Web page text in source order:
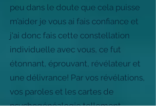
peu dans le doute que cela puisse
m’aider je vous ai fais confiance et
j'ai donc fais cette constellation
individuelle avec vous, ce fut
étonnant, éprouvant, révélateur et
une délivrance! Par vos révélations,
vos paroles et les cartes de
psychogénéalogie tellement